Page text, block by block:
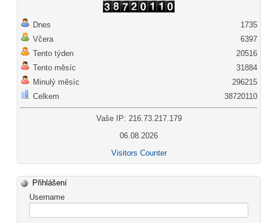
Dnes
Včera
Tento týden
Tento měsíc
Minulý měsíc
Celkem
1735
6397
20516
31884
296215
38720110
Vaše IP: 216.73.217.179
06.08.2026
Visitors Counter
Přihlášení
Username